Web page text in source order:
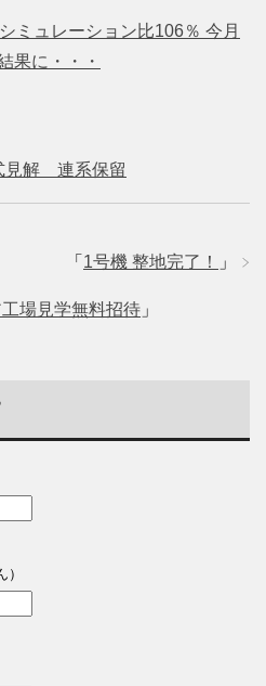
ミュレーション比106％ 今月
果に・・・
見解 連系保留
「 1号機 整地完了！ 」
場見学無料招待 」